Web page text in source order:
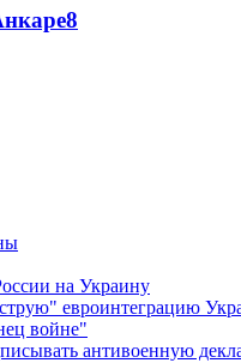
8
на Украину
евроинтеграцию
войне"
антивоенную